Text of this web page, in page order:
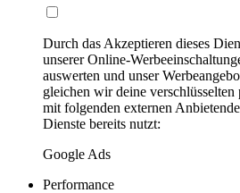
Durch das Akzeptieren dieses
unserer Online-
auswerten und unser
gleichen wir deine verschlüsselten
mit folgenden externen
Dienste bereits nutzt:
Google Ads
Performance